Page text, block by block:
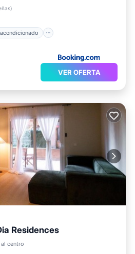
)
Seguridad/Protección
VER OFERTA
Residences
centroAire acondicionado